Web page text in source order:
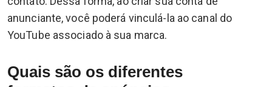
anunciante, você poderá vinculá-la ao canal do
YouTube associado à sua marca.
Quais são os diferentes